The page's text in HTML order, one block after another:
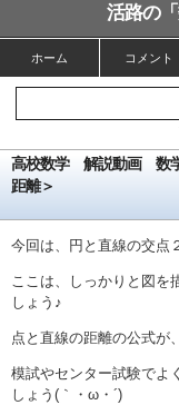
活路の
ホーム コメント
高校数学 解説動画 数
距離＞
今回は、円と直線の交点
ここは、しっかりと図を
しょう♪
点と直線の距離の公式が
模試やセンター試験でよ
しょう(｀・ω・´)